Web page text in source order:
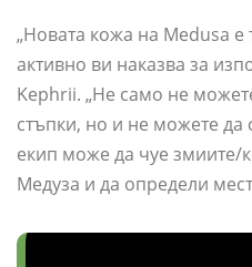
„Новата кожа на Medusa
активно ви наказва за
Kephrii. „Не само не
стъпки, но и не можете да
екип може да чуе змиите/
Медуза и да определи